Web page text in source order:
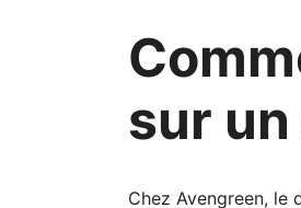
sur
Chez Avengreen, le